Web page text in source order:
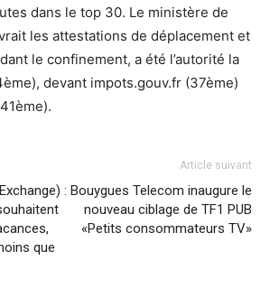
dans le top 30. Le ministère de
les attestations de déplacement et
le confinement, a été l’autorité la
devant impots.gouv.fr (37ème)
:
que
Article suivant
Bouygues Telecom inaugure le
nouveau ciblage de TF1 PUB
«Petits consommateurs TV»